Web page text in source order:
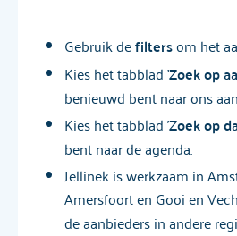
Gebruik defiltersom het
Kies het tabblad 'Zoek op
benieuwd bent naar ons
Kies het tabblad 'Zoek op
bent naar de agenda.
Jellinek is werkzaam in
Amersfoort en Gooi en
de aanbieders in andere